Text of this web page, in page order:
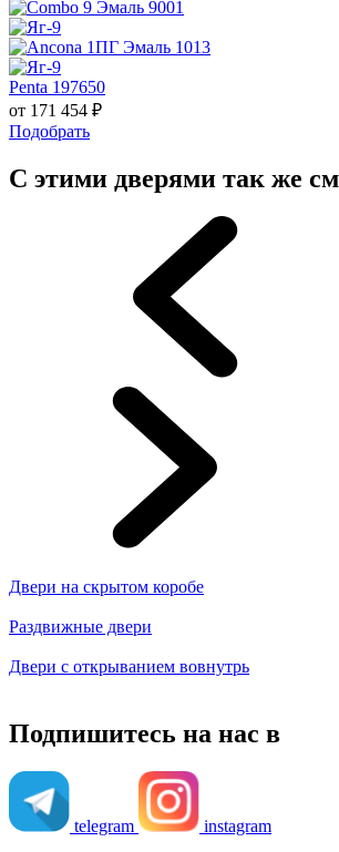
Penta 197650
от 171 454 ₽
Подобрать
С этими дверями так же
Двери на скрытом коробе
Раздвижные двери
Двери с открыванием вовнутрь
Подпишитесь на нас в
telegram
instagram